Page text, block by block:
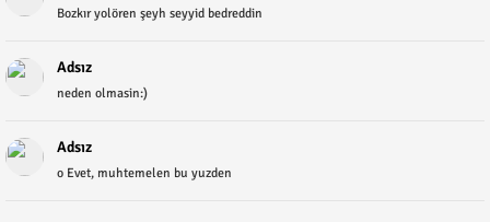
Bozkır yolören şeyh seyyid bedreddin
Adsız
neden olmasin:)
Adsız
o Evet, muhtemelen bu yuzden